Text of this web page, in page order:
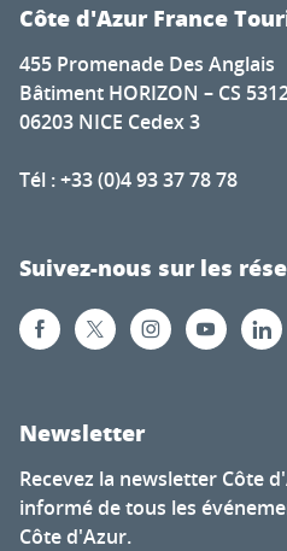
Côte d'Azur France
455 Promenade Des Anglais
Bâtiment HORIZON – CS
06203 NICE Cedex 3
Tél : +33 (0)4 93 37 78 78
Suivez-nous sur les
Newsletter
Recevez la newsletter Côte
informé de tous les
Côte d'Azur.